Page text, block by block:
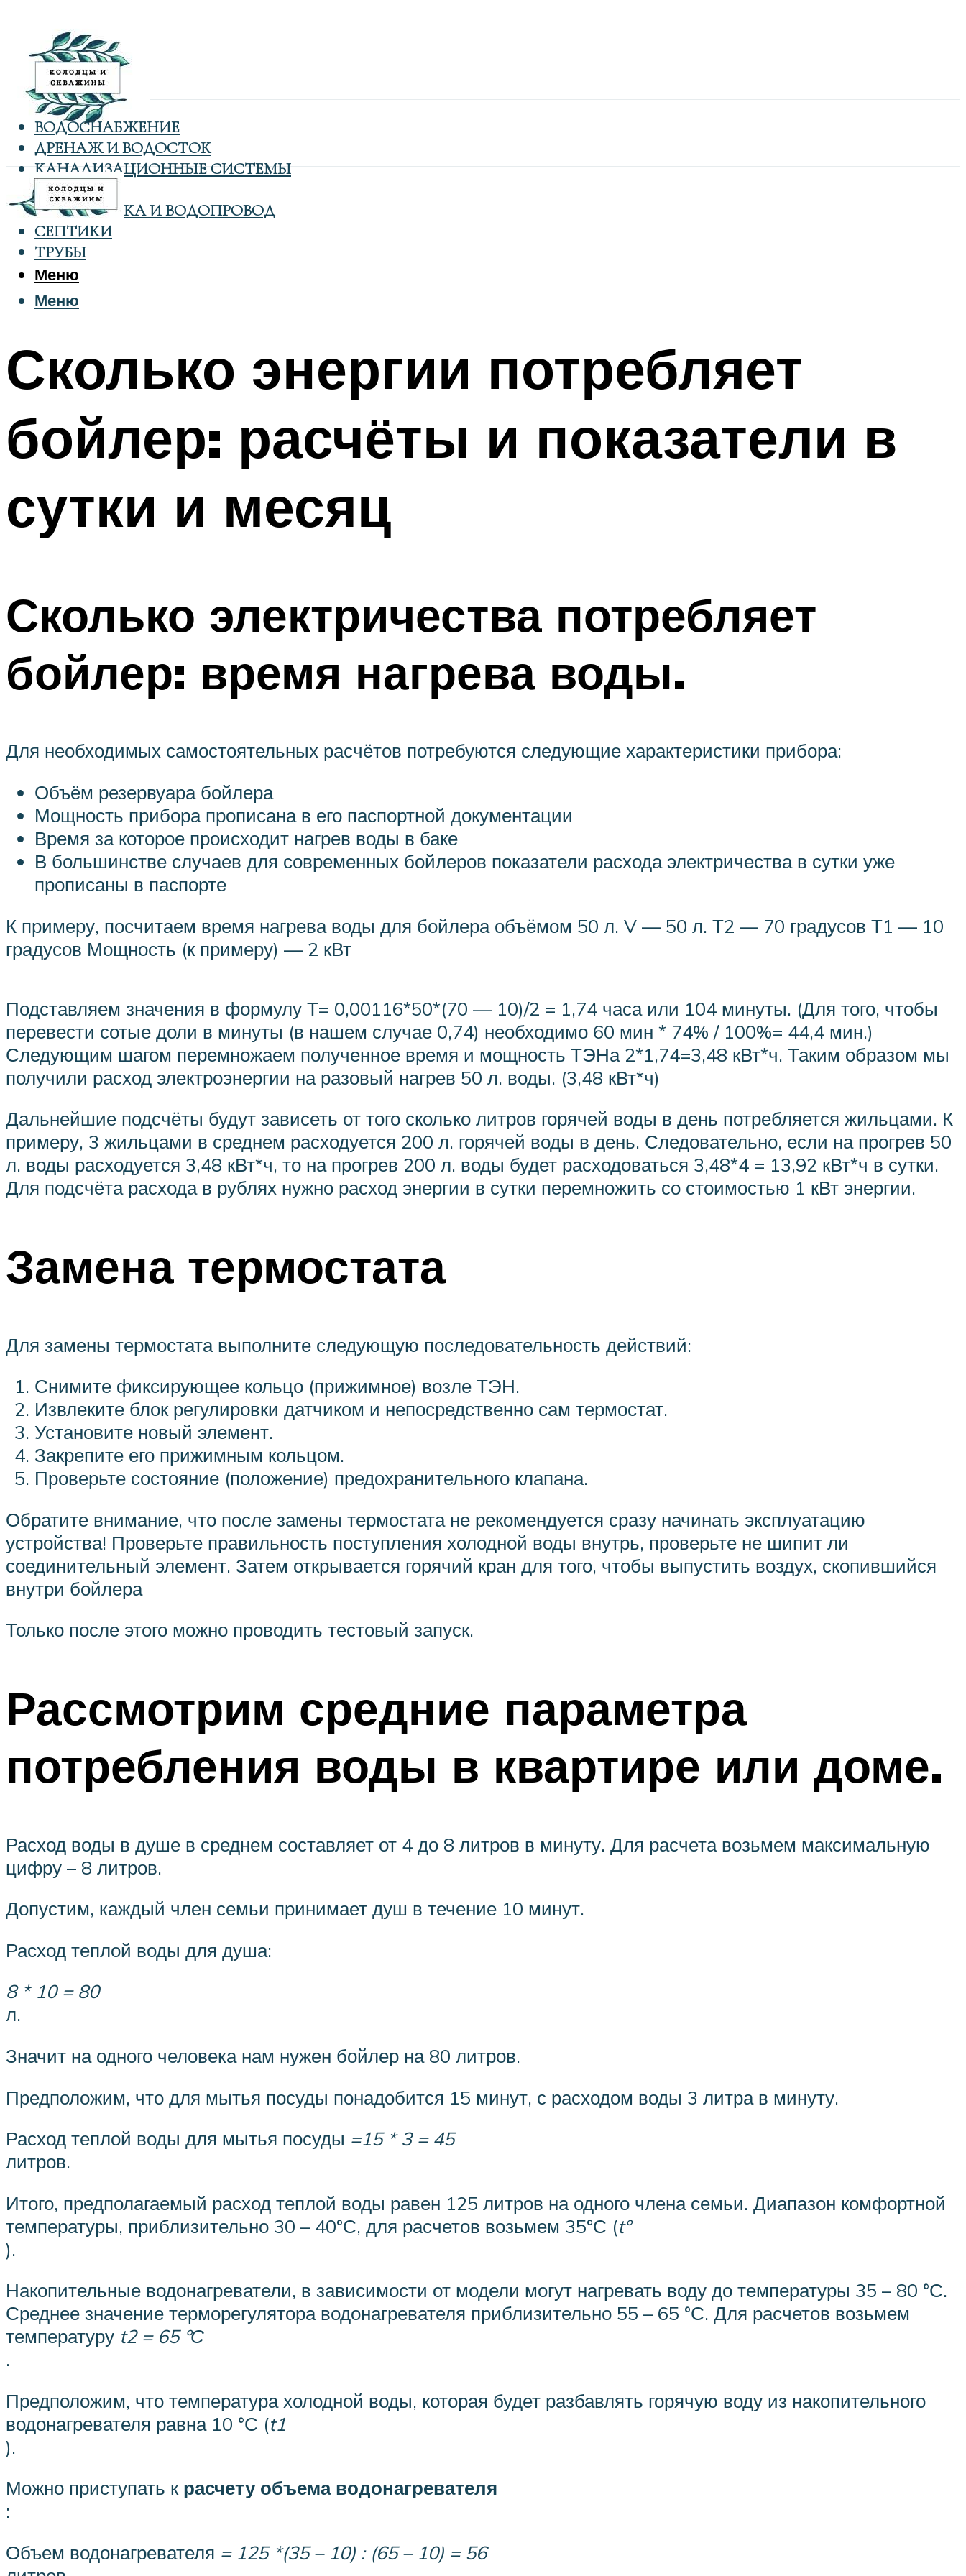
ВОДОСНАБЖЕНИЕ
ДРЕНАЖ И ВОДОСТОК
КАНАЛИЗАЦИОННЫЕ СИСТЕМЫ
КОЛОДЦЫ
САНТЕХНИКА И ВОДОПРОВОД
СЕПТИКИ
ТРУБЫ
Меню
Меню
Сколько энергии потребляет
бойлер: расчёты и показатели в
сутки и месяц
Сколько электричества потребляет
бойлер: время нагрева воды.
Для необходимых самостоятельных расчётов потребуются следующие характеристики прибора:
Объём резервуара бойлера
Мощность прибора прописана в его паспортной документации
Время за которое происходит нагрев воды в баке
В большинстве случаев для современных бойлеров показатели расхода электричества в сутки уже
прописаны в паспорте
К примеру, посчитаем время нагрева воды для бойлера объёмом 50 л. V — 50 л. Т2 — 70 градусов Т1 — 10
градусов Мощность (к примеру) — 2 кВт
Подставляем значения в формулу Т= 0,00116*50*(70 — 10)/2 = 1,74 часа или 104 минуты. (Для того, чтобы
перевести сотые доли в минуты (в нашем случае 0,74) необходимо 60 мин * 74% / 100%= 44,4 мин.)
Следующим шагом перемножаем полученное время и мощность ТЭНа 2*1,74=3,48 кВт*ч. Таким образом мы
получили расход электроэнергии на разовый нагрев 50 л. воды. (3,48 кВт*ч)
Дальнейшие подсчёты будут зависеть от того сколько литров горячей воды в день потребляется жильцами. К
примеру, 3 жильцами в среднем расходуется 200 л. горячей воды в день. Следовательно, если на прогрев 50
л. воды расходуется 3,48 кВт*ч, то на прогрев 200 л. воды будет расходоваться 3,48*4 = 13,92 кВт*ч в сутки.
Для подсчёта расхода в рублях нужно расход энергии в сутки перемножить со стоимостью 1 кВт энергии.
Замена термостата
Для замены термостата выполните следующую последовательность действий:
Снимите фиксирующее кольцо (прижимное) возле ТЭН.
Извлеките блок регулировки датчиком и непосредственно сам термостат.
Установите новый элемент.
Закрепите его прижимным кольцом.
Проверьте состояние (положение) предохранительного клапана.
Обратите внимание, что после замены термостата не рекомендуется сразу начинать эксплуатацию
устройства! Проверьте правильность поступления холодной воды внутрь, проверьте не шипит ли
соединительный элемент. Затем открывается горячий кран для того, чтобы выпустить воздух, скопившийся
внутри бойлера
Только после этого можно проводить тестовый запуск.
Рассмотрим средние параметра
потребления воды в квартире или доме.
Расход воды в душе в среднем составляет от 4 до 8 литров в минуту. Для расчета возьмем максимальную
цифру – 8 литров.
Допустим, каждый член семьи принимает душ в течение 10 минут.
Расход теплой воды для душа:
8 * 10 = 80
л.
Значит на одного человека нам нужен бойлер на 80 литров.
Предположим, что для мытья посуды понадобится 15 минут, с расходом воды 3 литра в минуту.
Расход теплой воды для мытья посуды =15 * 3 = 45
литров.
Итого, предполагаемый расход теплой воды равен 125 литров на одного члена семьи. Диапазон комфортной
температуры, приблизительно 30 – 40°С, для расчетов возьмем 35°С (t°
).
Накопительные водонагреватели, в зависимости от модели могут нагревать воду до температуры 35 – 80 °С.
Среднее значение терморегулятора водонагревателя приблизительно 55 – 65 °С. Для расчетов возьмем
температуру t2 = 65 °С
.
Предположим, что температура холодной воды, которая будет разбавлять горячую воду из накопительного
водонагревателя равна 10 °С (t1
).
Можно приступать к расчету объема водонагревателя
:
Объем водонагревателя = 125 *(35 – 10) : (65 – 10) = 56